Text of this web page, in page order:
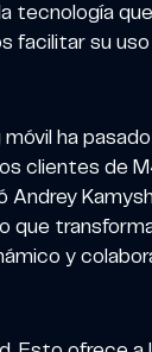
tecnología
facilitar su
ha
clientes de
Andrey
que
y